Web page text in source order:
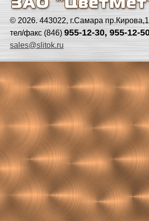
© 2026. 443022, г.Самара
тел/факс (846) 955-12-30, 955-12-
sales@slitok.ru